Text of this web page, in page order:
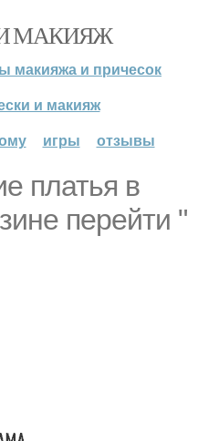
МАКИЯЖ
макияжа и причесок
и макияж
игры отзывы
платья в
перейти "